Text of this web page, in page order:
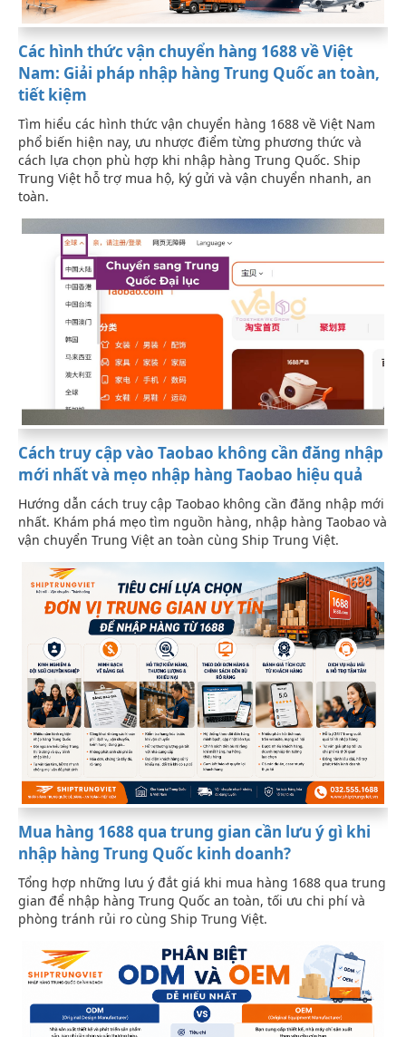
Các hình thức vận chuyển hàng 1688 về Việt
Nam: Giải pháp nhập hàng Trung Quốc an toàn,
tiết kiệm
Tìm hiểu các hình thức vận chuyển hàng 1688 về Việt Nam
phổ biến hiện nay, ưu nhược điểm từng phương thức và
cách lựa chọn phù hợp khi nhập hàng Trung Quốc. Ship
Trung Việt hỗ trợ mua hộ, ký gửi và vận chuyển nhanh, an
toàn.
Cách truy cập vào Taobao không cần đăng nhập
mới nhất và mẹo nhập hàng Taobao hiệu quả
Hướng dẫn cách truy cập Taobao không cần đăng nhập mới
nhất. Khám phá mẹo tìm nguồn hàng, nhập hàng Taobao và
vận chuyển Trung Việt an toàn cùng Ship Trung Việt.
Mua hàng 1688 qua trung gian cần lưu ý gì khi
nhập hàng Trung Quốc kinh doanh?
Tổng hợp những lưu ý đắt giá khi mua hàng 1688 qua trung
gian để nhập hàng Trung Quốc an toàn, tối ưu chi phí và
phòng tránh rủi ro cùng Ship Trung Việt.